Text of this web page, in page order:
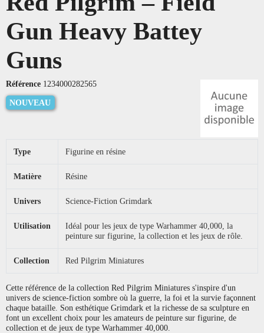
Gun Heavy Battey
Guns
Référence 1234000282565
NOUVEAU
Type Figurine en résine
Matière Résine
Univers Science-Fiction Grimdark
Utilisation
Idéal pour les jeux de type Warhammer 40,000, la
peinture sur figurine, la collection et les jeux de rôle.
Collection Red Pilgrim Miniatures
Cette référence de la collection Red Pilgrim Miniatures s'inspire d'un
univers de science-fiction sombre où la guerre, la foi et la survie façonnent
chaque bataille. Son esthétique Grimdark et la richesse de sa sculpture en
font un excellent choix pour les amateurs de peinture sur figurine, de
collection et de jeux de type Warhammer 40,000.